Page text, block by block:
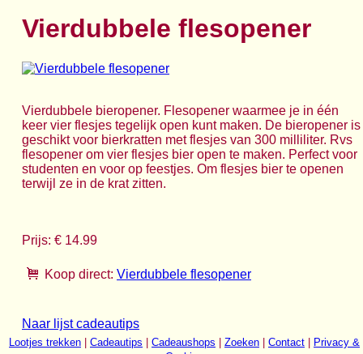
Vierdubbele flesopener
Vierdubbele bieropener. Flesopener waarmee je in één
keer vier flesjes tegelijk open kunt maken. De bieropener is
geschikt voor bierkratten met flesjes van 300 milliliter. Rvs
flesopener om vier flesjes bier open te maken. Perfect voor
studenten en voor op feestjes. Om flesjes bier te openen
terwijl ze in de krat zitten.
Prijs: € 14.99
Koop direct: Vierdubbele flesopener
Naar lijst cadeautips
Lootjes trekken Cadeautips Cadeaushops Zoeken Contact
Privacy &